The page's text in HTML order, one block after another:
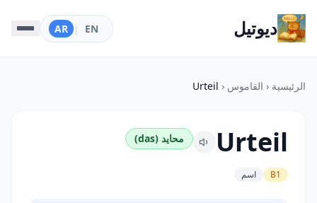
ديوتيل EN
|
AR
الرئيسية ‹ القاموس ‹
Urteil
Urteil محايد (das)
B1 اسم